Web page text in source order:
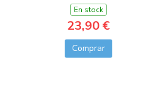
En stock
23,90 €
Comprar